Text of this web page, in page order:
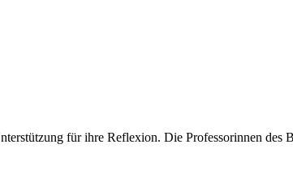
für ihre Reflexion. Die Professorinnen des